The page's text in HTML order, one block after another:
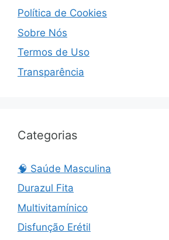
Política de Cookies
Sobre Nós
Termos de Uso
Transparência
Categorias
🧠 Saúde Masculina
Durazul Fita
Multivitamínico
Disfunção Erétil